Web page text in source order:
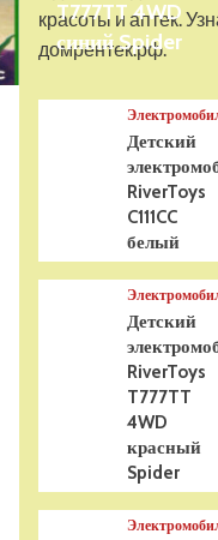
5
красоты и аптек.
домрентек.рф.
T777TT 4WD
синий Spider
Детский
RiverToys
C111CC
белый
Детский
RiverToys
T777TT
4WD
красный
Spider